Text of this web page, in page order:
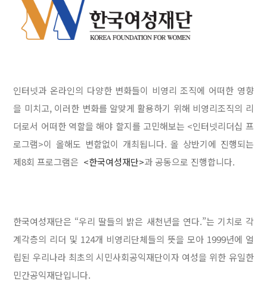
인터넷과 온라인의 다양한 변화들이 비영리 조직에 어떠한 영향
을 미치고, 이러한 변화를 알맞게 활용하기 위해 비영리조직의 리
더로서 어떠한 역할을 해야 할지를 고민해보는 <인터넷리더십 프
로그램>이 올해도 변함없이 개최됩니다. 올 상반기에 진행되는
제8회 프로그램은 <한국여성재단>과 공동으로 진행합니다.
한국여성재단은 “우리 딸들의 밝은 새천년을 연다.”는 기치로 각
계각층의 리더 및 124개 비영리단체들의 뜻을 모아 1999년에 얼
립된 우리나라 최초의 시민사회공익재단이자 여성을 위한 유일한
민간공익재단입니다.